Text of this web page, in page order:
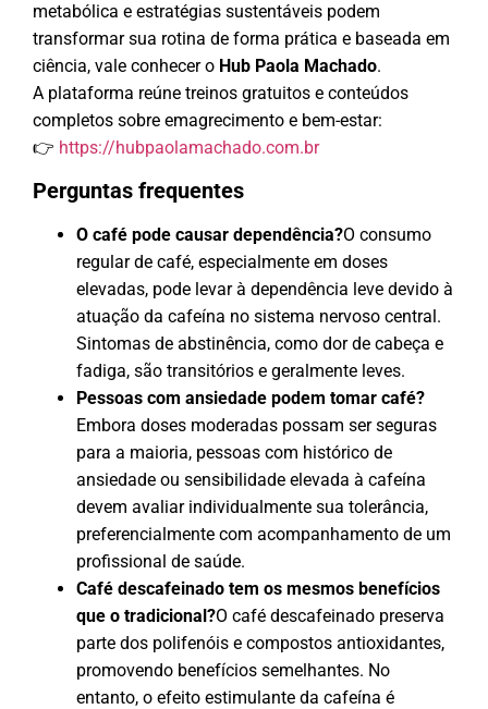
metabólica e estratégias sustentáveis podem
transformar sua rotina de forma prática e baseada em
ciência, vale conhecer o Hub Paola Machado.
A plataforma reúne treinos gratuitos e conteúdos
completos sobre emagrecimento e bem-estar:
👉 https://hubpaolamachado.com.br
Perguntas frequentes
O café pode causar dependência?O consumo
regular de café, especialmente em doses
elevadas, pode levar à dependência leve devido à
atuação da cafeína no sistema nervoso central.
Sintomas de abstinência, como dor de cabeça e
fadiga, são transitórios e geralmente leves.
Pessoas com ansiedade podem tomar café?
Embora doses moderadas possam ser seguras
para a maioria, pessoas com histórico de
ansiedade ou sensibilidade elevada à cafeína
devem avaliar individualmente sua tolerância,
preferencialmente com acompanhamento de um
profissional de saúde.
Café descafeinado tem os mesmos benefícios
que o tradicional?O café descafeinado preserva
parte dos polifenóis e compostos antioxidantes,
promovendo benefícios semelhantes. No
entanto, o efeito estimulante da cafeína é